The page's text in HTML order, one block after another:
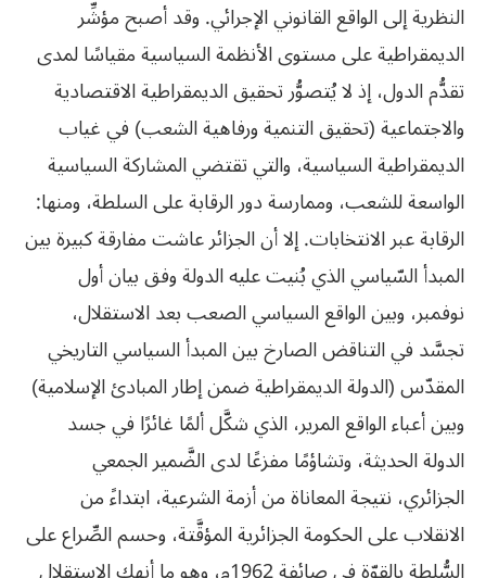
النظرية إلى الواقع القانوني الإجرائي. وقد أصبح مؤشِّر
الديمقراطية على مستوى الأنظمة السياسية مقياسًا لمدى
تقدُّم الدول، إذ لا يُتصوُّر تحقيق الديمقراطية الاقتصادية
والاجتماعية (تحقيق التنمية ورفاهية الشعب) في غياب
الديمقراطية السياسية، والتي تقتضي المشاركة السياسية
الواسعة للشعب، وممارسة دور الرقابة على السلطة، ومنها:
الرقابة عبر الانتخابات. إلا أن الجزائر عاشت مفارقة كبيرة بين
المبدأ السّياسي الذي بُنيت عليه الدولة وفق بيان أول
نوفمبر، وبين الواقع السياسي الصعب بعد الاستقلال،
تجسَّد في التناقض الصارخ بين المبدأ السياسي التاريخي
المقدّس (الدولة الديمقراطية ضمن إطار المبادئ الإسلامية)
وبين أعباء الواقع المرير، الذي شكَّل ألمًا غائرًا في جسد
الدولة الحديثة، وتشاؤمًا مفزعًا لدى الضَّمير الجمعي
الجزائري، نتيجة المعاناة من أزمة الشرعية، ابتداءً من
الانقلاب على الحكومة الجزائرية المؤقَّتة، وحسم الصِّراع على